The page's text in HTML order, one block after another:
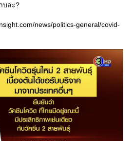
บล่ะ?
news/politics-general/covid-